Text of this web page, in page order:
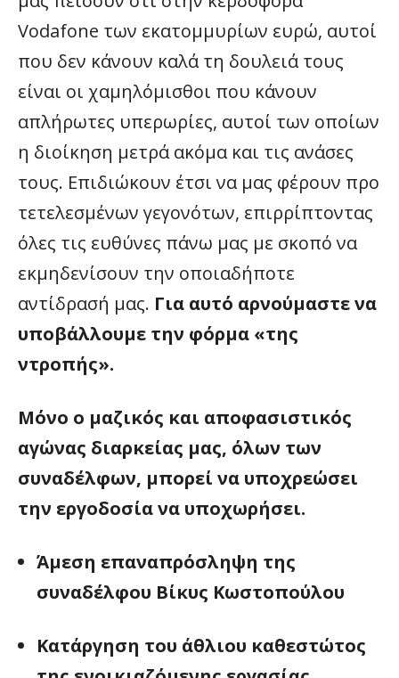
Vodafone των εκατομμυρίων ευρώ, αυτοί
που δεν κάνουν καλά τη δουλειά τους
είναι οι χαμηλόμισθοι που κάνουν
απλήρωτες υπερωρίες, αυτοί των οποίων
η διοίκηση μετρά ακόμα και τις ανάσες
τους. Επιδιώκουν έτσι να μας φέρουν προ
τετελεσμένων γεγονότων, επιρρίπτοντας
όλες τις ευθύνες πάνω μας με σκοπό να
εκμηδενίσουν την οποιαδήποτε
αντίδρασή μας. Για αυτό αρνούμαστε να
υποβάλλουμε την φόρμα «της
ντροπής».
Μόνο ο μαζικός και αποφασιστικός
αγώνας διαρκείας μας, όλων των
συναδέλφων, μπορεί να υποχρεώσει
την εργοδοσία να υποχωρήσει.
Άμεση επαναπρόσληψη της
συναδέλφου Βίκυς Κωστοπούλου
Κατάργηση του άθλιου καθεστώτος